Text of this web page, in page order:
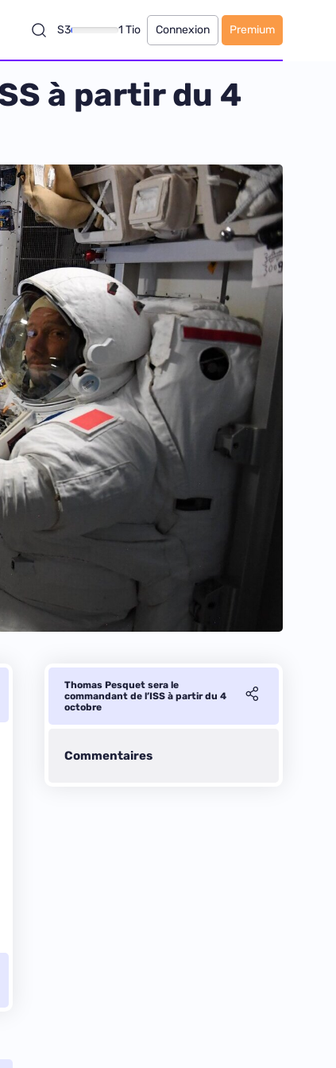
S3 1 Tio Connexion Premium
à partir du 4
Thomas Pesquet sera le
commandant de l’ISS à partir du 4
octobre
Commentaires